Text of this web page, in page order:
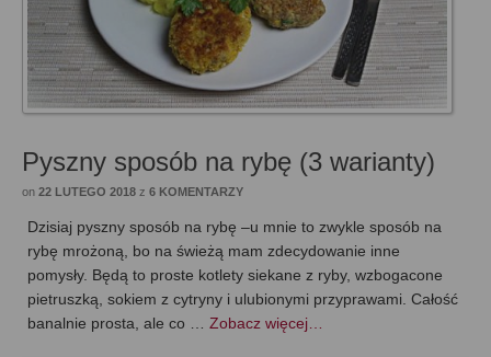
Pyszny sposób na rybę (3 warianty)
on 22 LUTEGO 2018 z 6 KOMENTARZY
Dzisiaj pyszny sposób na rybę –u mnie to zwykle sposób na
rybę mrożoną, bo na świeżą mam zdecydowanie inne
pomysły. Będą to proste kotlety siekane z ryby, wzbogacone
pietruszką, sokiem z cytryny i ulubionymi przyprawami. Całość
banalnie prosta, ale co … Zobacz więcej…